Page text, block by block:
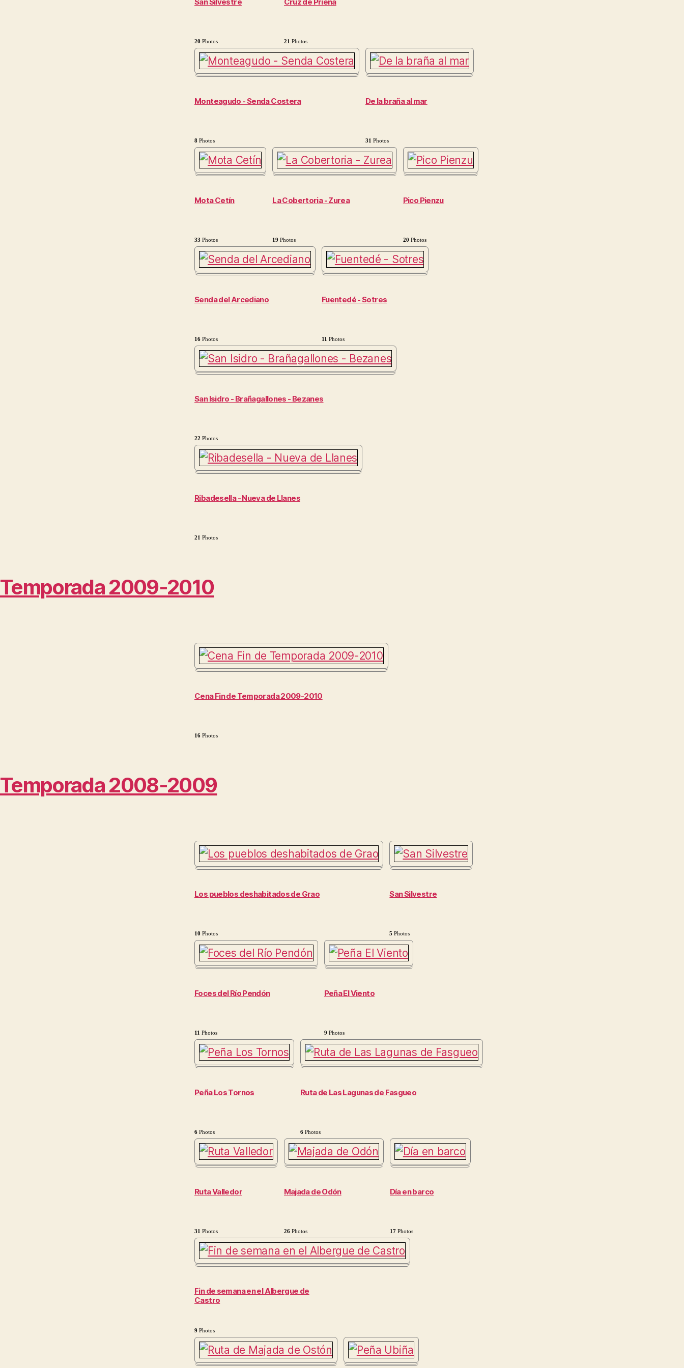
20 Photos 21 Photos
Monteagudo - Senda Costera
8 Photos
De la braña al mar
31 Photos
Mota Cetín
33 Photos
La Cobertoria - Zurea
19 Photos
Pico Pienzu
20 Photos
Senda del Arcediano
16 Photos
Fuentedé - Sotres
11 Photos
San Isidro - Brañagallones - Bezanes
22 Photos
Ribadesella - Nueva de Llanes
21 Photos
Temporada 2009-2010
Cena Fin de Temporada 2009-2010
16 Photos
Temporada 2008-2009
Los pueblos deshabitados de Grao
10 Photos
San Silvestre
5 Photos
Foces del Río Pendón
11 Photos
Peña El Viento
9 Photos
Peña Los Tornos
6 Photos
Ruta de Las Lagunas de Fasgueo
6Photos
Ruta Valledor
31 Photos
Majada de Odón
26Photos
Día en barco
17Photos
Fin de semana en el Albergue de
Castro
9 Photos